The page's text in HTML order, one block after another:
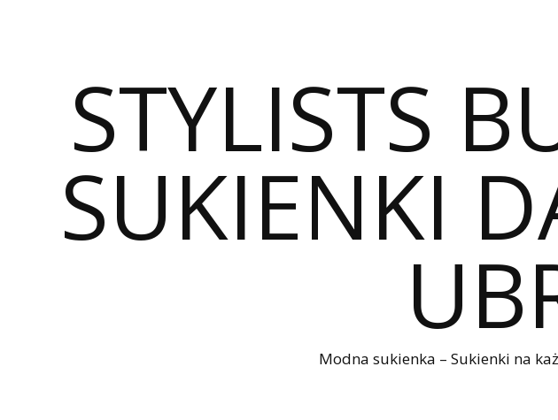
STYLISTS
SUKIENKI
Modna sukienka – Sukienki na